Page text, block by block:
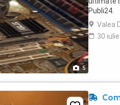
5
Publi24.
Valea
30 iulie